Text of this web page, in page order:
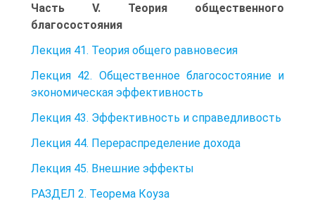
Часть V. Теория общественного
благосостояния
Лекция 41. Теория общего равновесия
Лекция 42. Общественное благосостояние и
экономическая эффективность
Лекция 43. Эффективность и справедливость
Лекция 44. Перераспределение дохода
Лекция 45. Внешние эффекты
РАЗДЕЛ 2. Теорема Коуза